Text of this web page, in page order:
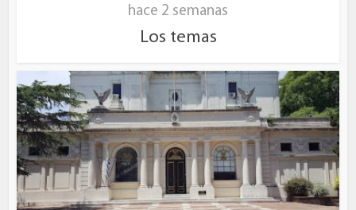
hace 2 semanas
Los temas